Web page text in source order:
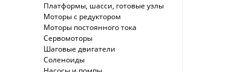
Платформы, шасси, готовые узлы
Моторы с редуктором
Моторы постоянного тока
Сервомоторы
Шаговые двигатели
Соленоиды